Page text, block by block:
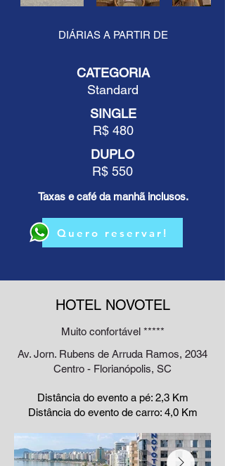
DIÁRIAS A PARTIR DE
CATEGORIA
Standard
SINGLE
R$ 480
DUPLO
R$ 550
Taxas e café da manhã inclusos.
Quero reservar!
HOTEL NOVOTEL
Muito confortável *****
Av. Jorn. Rubens de Arruda Ramos, 2034
Centro - Florianópolis, SC
Distância do evento a pé: 2,3 Km
Distância do evento de carro: 4,0 Km